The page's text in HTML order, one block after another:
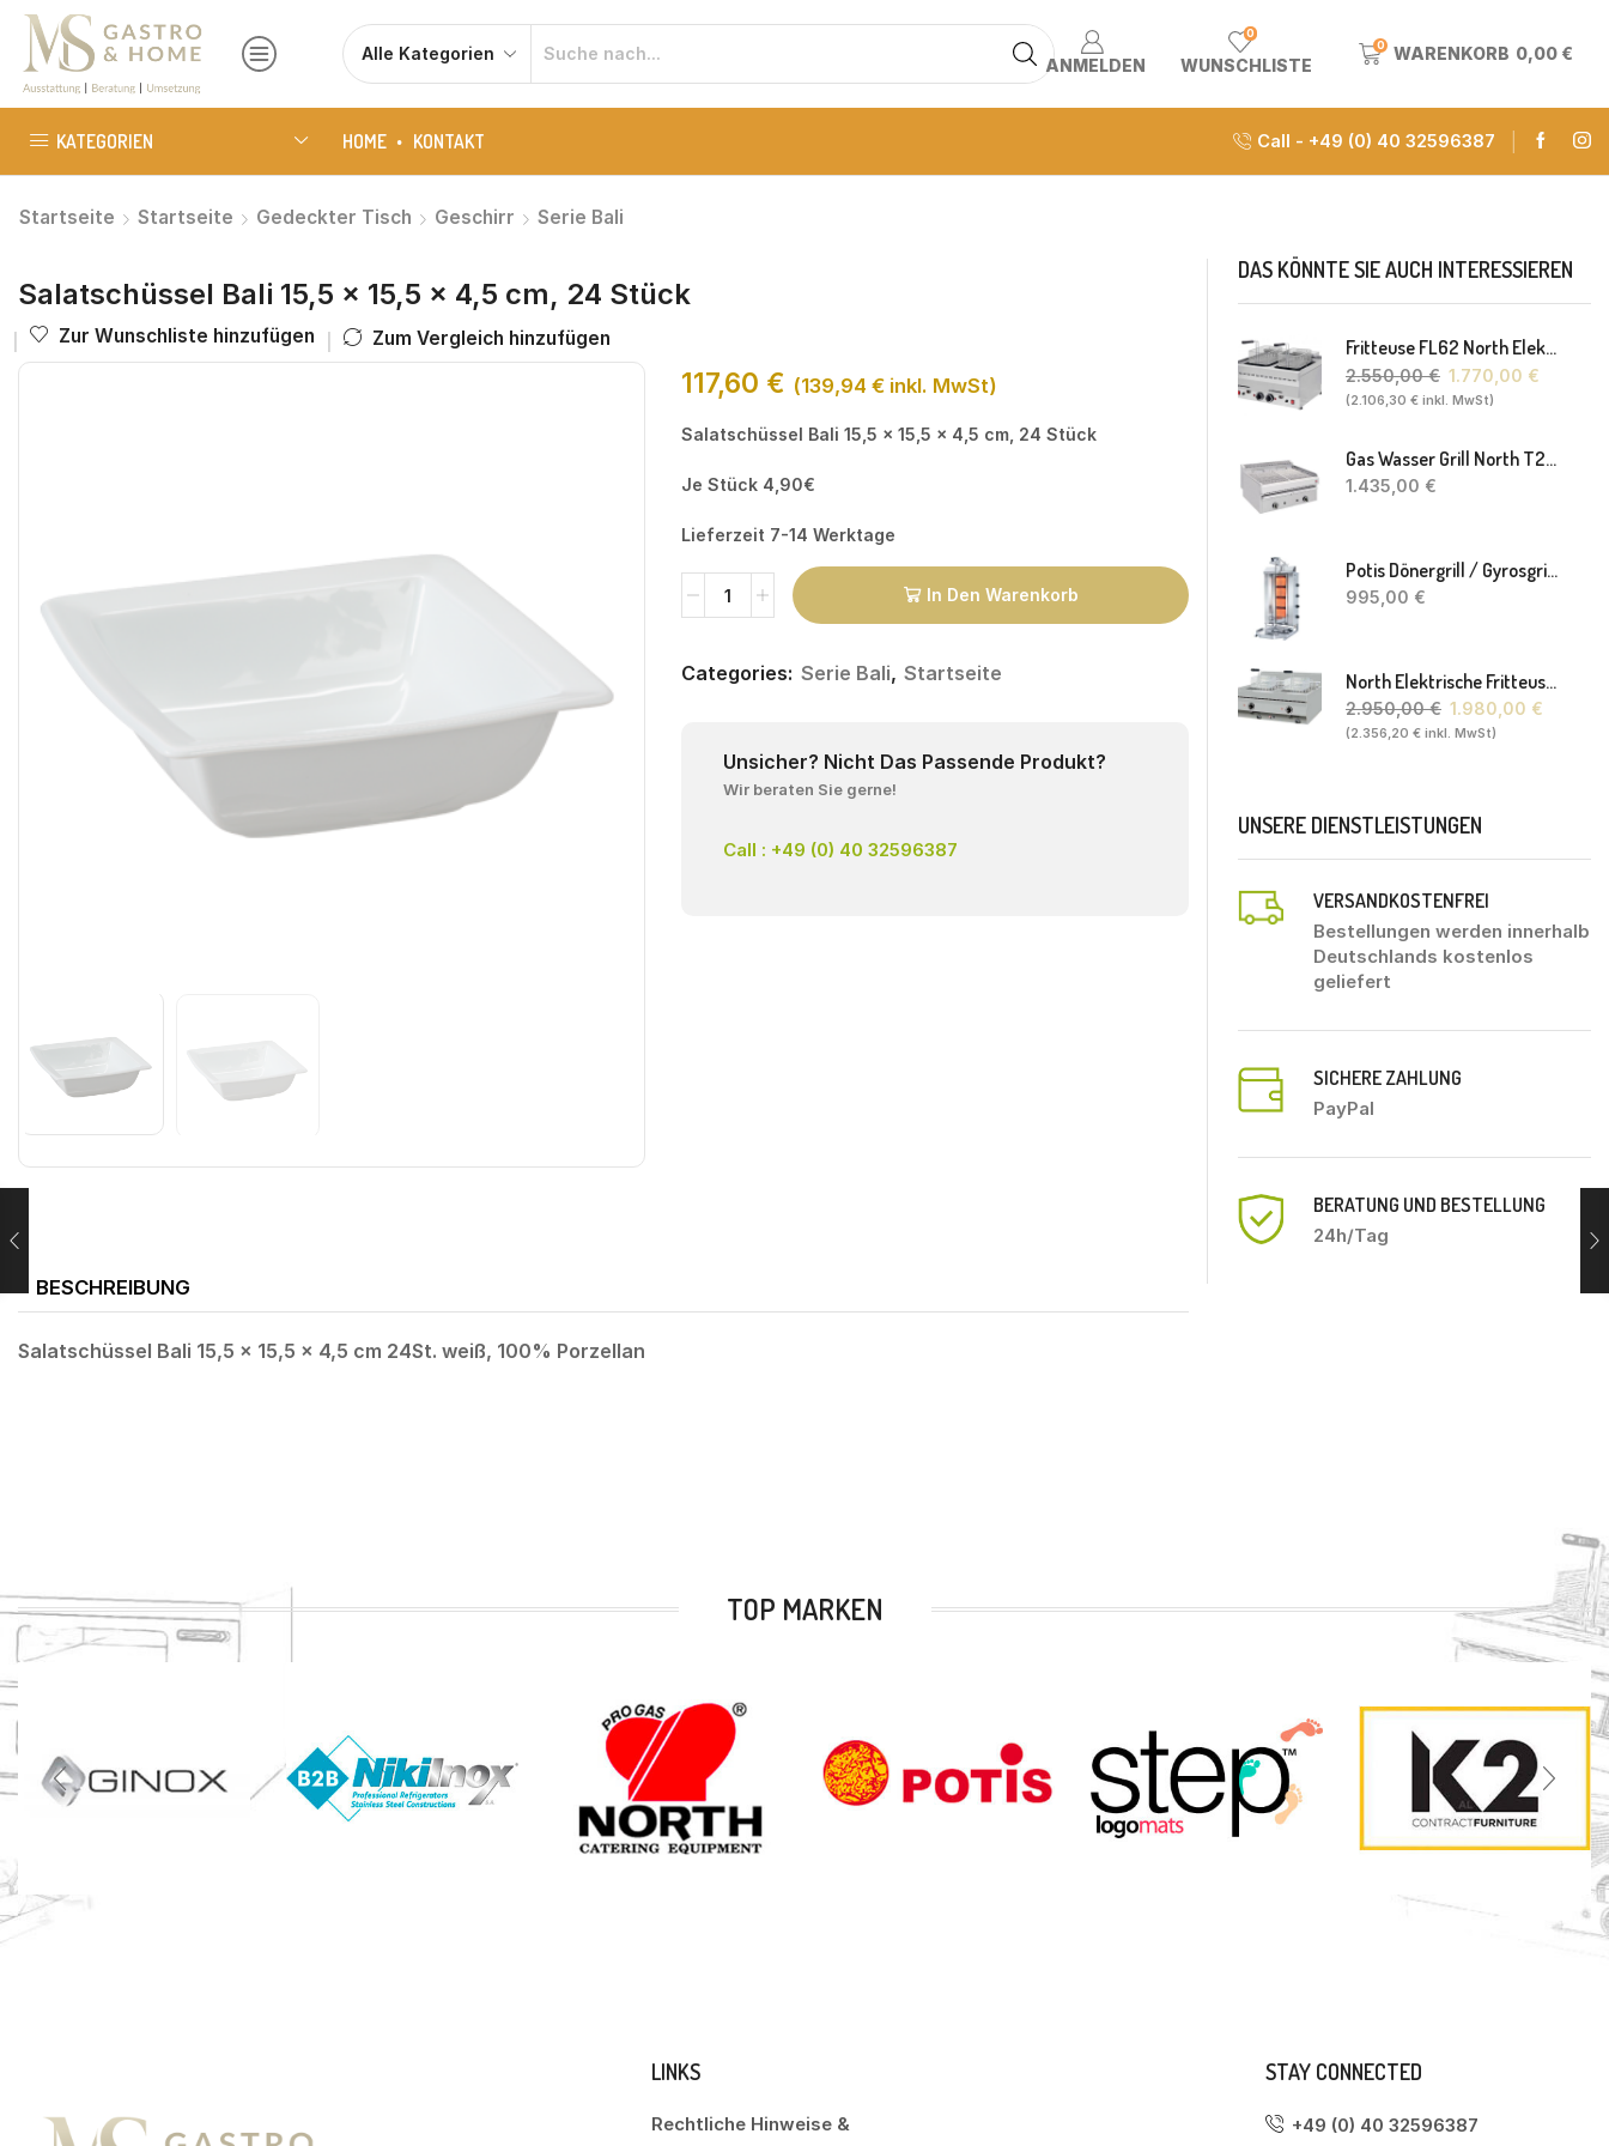
ANMELDEN
0
WUNSCHLISTE
0 WARENKORB 0,00 €
KATEGORIEN HOME KONTAKT Call - +49 (0) 40 32596387
Startseite Startseite Gedeckter Tisch Geschirr Serie Bali
Salatschüssel Bali 15,5 x 15,5 x 4,5 cm, 24 Stück
Zur Wunschliste hinzufügen Zum Vergleich hinzufügen
117,60 € (139,94€ inkl. MwSt)
Salatschüssel Bali 15,5 x 15,5 x 4,5 cm, 24 Stück
Je Stück 4,90€
Lieferzeit 7-14 Werktage
In Den Warenkorb
Categories: Serie Bali, Startseite
Unsicher? Nicht Das Passende Produkt?
Wir beraten Sie gerne!
Call : +49 (0) 40 32596387
BESCHREIBUNG
Salatschüssel Bali 15,5 x 15,5 x 4,5 cm 24St. weiß, 100% Porzellan
DAS KÖNNTE SIE AUCH INTERESSIEREN
Fritteuse FL62 North Elektro 2 X 8-10L 60 X 60 X 30(38) Cm
2.550,00€ 1.770,00 €
(2.106,30 € inkl. MwSt)
Gas Wasser Grill North T20 77 X 63 X 43 Cm
1.435,00 €
Potis Dönergrill / Gyrosgrill GD4 S - Achteckige Fettwanne-Ohne Schaufel
995,00 €
North Elektrische Fritteuse FL20. 80 X 70 X 30(46) Cm
2.950,00€ 1.980,00 €
(2.356,20 € inkl. MwSt)
UNSERE DIENSTLEISTUNGEN
VERSANDKOSTENFREI
Bestellungen werden innerhalb
Deutschlands kostenlos
geliefert
SICHERE ZAHLUNG
PayPal
BERATUNG UND BESTELLUNG
24h/Tag
TOP MARKEN
LINKS
Rechtliche Hinweise &
STAY CONNECTED
+49 (0) 40 32596387